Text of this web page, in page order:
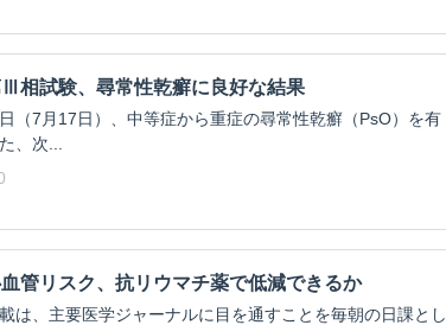
相試験、尋常性乾癬に良好な結果
（7月17日）、中等症から重症の尋常性乾癬（PsO）を有
、次...
管リスク、抗リウマチ薬で低減できるか
は、主要医学ジャーナルに目を通すことを毎朝の日課とし